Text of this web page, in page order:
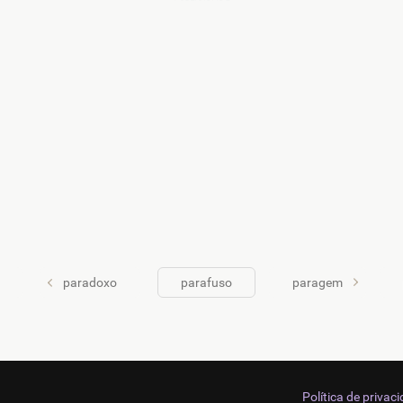
paradoxo parafuso paragem
Política de